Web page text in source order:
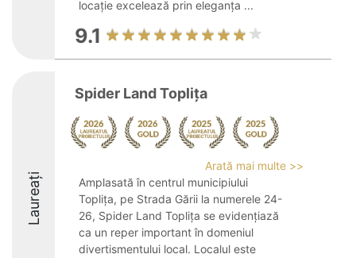
locație excelează prin eleganța ...
9.1
Laureați
Spider Land Toplița
Arată mai multe >>
Amplasată în centrul municipiului
Toplița, pe Strada Gării la numerele 24-
26, Spider Land Toplița se evidențiază
ca un reper important în domeniul
divertismentului local. Localul este